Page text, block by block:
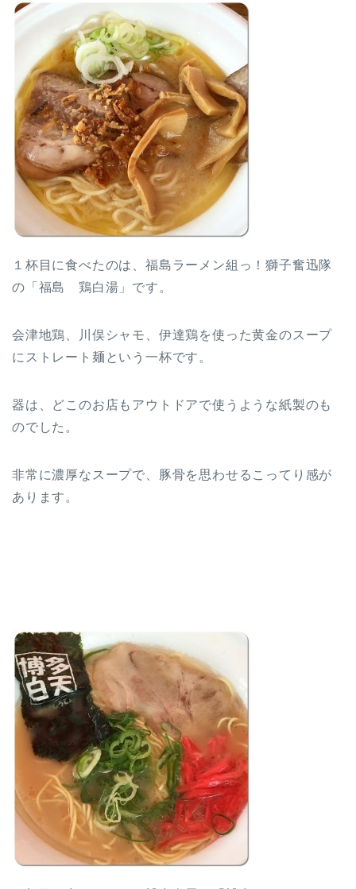
１杯目に食べたのは、福島ラーメン組っ！獅子奮迅隊
の「福島 鶏白湯」です。
会津地鶏、川俣シャモ、伊達鶏を使った黄金のスープ
にストレート麺という一杯です。
器は、どこのお店もアウトドアで使うような紙製のも
のでした。
非常に濃厚なスープで、豚骨を思わせるこってり感が
あります。